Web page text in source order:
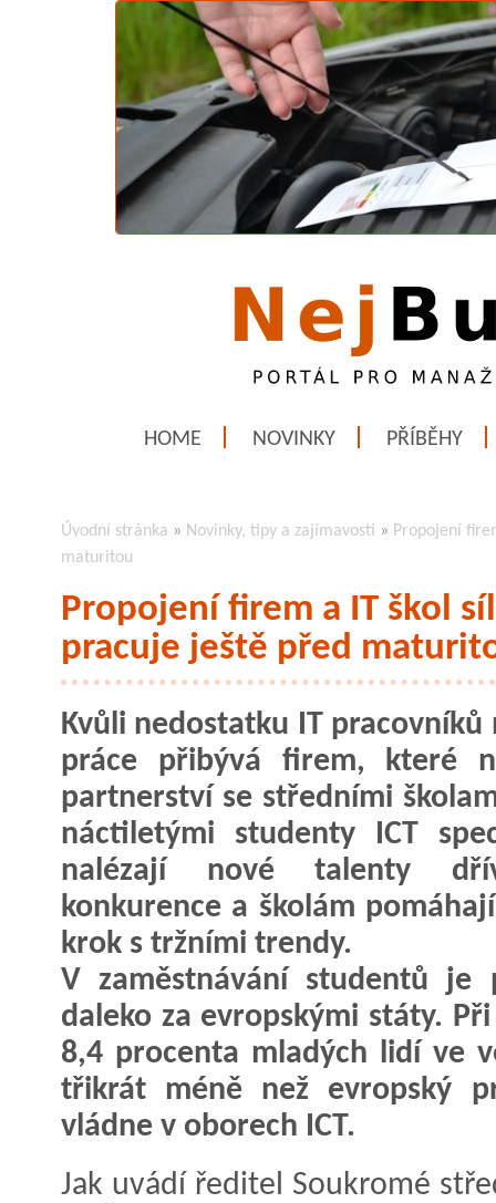
HOME NOVINKY PŘÍBĚHY
Úvodní stránka » Novinky, tipy a zajímavosti » Propojení
maturitou
Propojení firem a IT škol
pracuje ještě před
Kvůli nedostatku IT pracovníků
práce přibývá firem, které
partnerství se středními
náctiletými studenty ICT
nalézají nové talenty
konkurence a školám
krok s tržními trendy.
V zaměstnávání studentů je
daleko za evropskými státy.
8,4 procenta mladých lidí ve
třikrát méně než evropský
vládne v oborech ICT.
Jak uvádí ředitel Soukromé